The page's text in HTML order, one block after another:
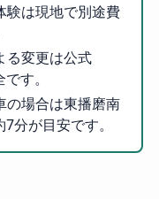
験は現地で別途費
る変更は公式
す。
の場合は東播磨南
分が目安です。